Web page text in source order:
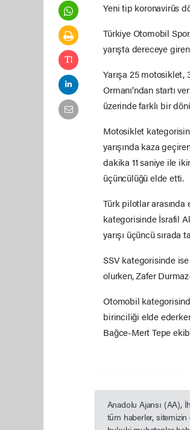
Yeni tip koronavirüs
Türkiye Otomobil
yarışta dereceye
Yarışa 25 motosiklet,
Ormanı’ndan startı
üzerinde farklı bir
Motosiklet
yarışında kaza
dakika 11 saniye ile
üçüncülüğü elde etti.
Türk pilotlar
kategorisinde İsrafil
yarışı üçüncü sırada
SSV kategorisinde
olurken, Zafer
Otomobil
birinciliği elde
Bağce-Mert Tepe
Anadolu Ajansı (AA),
tüm haberler,